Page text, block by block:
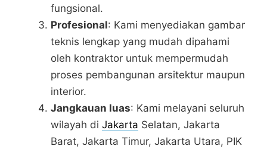
fungsional.
Profesional: Kami menyediakan gambar
teknis lengkap yang mudah dipahami
oleh kontraktor untuk mempermudah
proses pembangunan arsitektur maupun
interior.
Jangkauan luas: Kami melayani seluruh
wilayah di Jakarta Selatan, Jakarta
Barat, Jakarta Timur, Jakarta Utara, PIK